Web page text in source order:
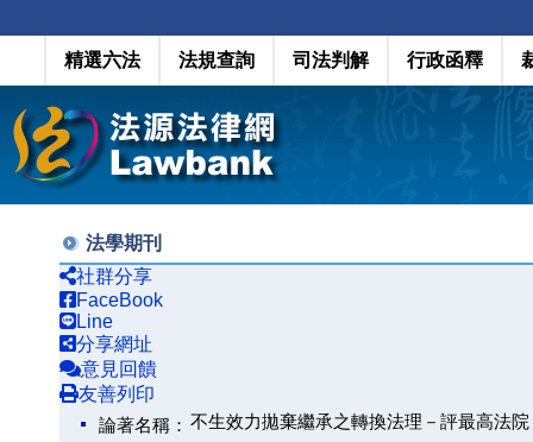
精選六法 法規查詢 司法判解 行政函釋
法學期刊
社群分享
FaceBook
Line
分享網址
意見回饋
友善列印
論著名稱： 不生效力拋棄繼承之轉換法理－評最高法